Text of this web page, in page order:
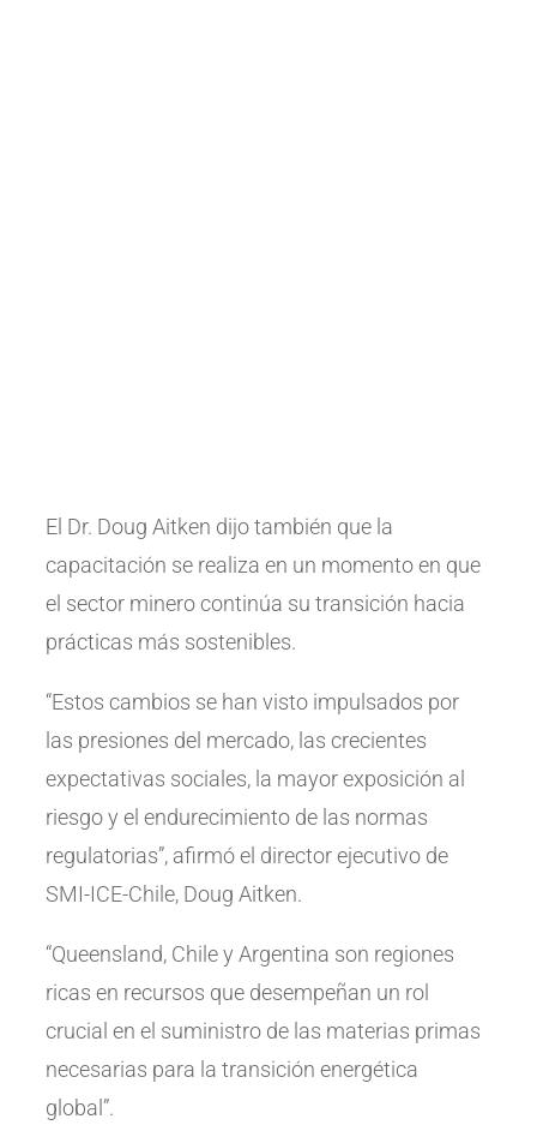
El Dr. Doug Aitken dijo también que la
capacitación se realiza en un momento en que
el sector minero continúa su transición hacia
prácticas más sostenibles.
“Estos cambios se han visto impulsados ​​por
las presiones del mercado, las crecientes
expectativas sociales, la mayor exposición al
riesgo y el endurecimiento de las normas
regulatorias”, afirmó el director ejecutivo de
SMI-ICE-Chile, Doug Aitken.
“Queensland, Chile y Argentina son regiones
ricas en recursos que desempeñan un rol
crucial en el suministro de las materias primas
necesarias para la transición energética
global”.